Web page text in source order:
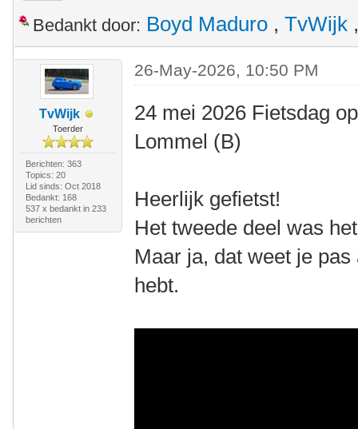
Bedankt door: Boyd Maduro , TvWijk
TvWijk
Toerder
Berichten: 363
Topics: 20
Lid sinds: Oct 2018
Bedankt: 168
537 x bedankt in 233
berichten
26-May-2026, 10:50 PM
24 mei 2026 Fietsdag
Lommel (B)
Heerlijk gefietst!
Het tweede deel was
Maar ja, dat weet je
hebt.